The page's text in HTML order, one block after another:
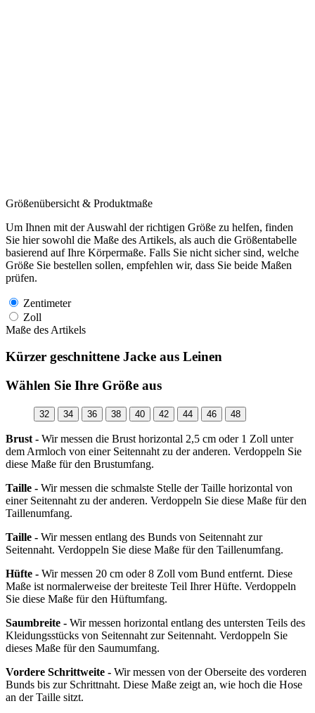
Größenübersicht & Produktmaße
Um Ihnen mit der Auswahl der richtigen Größe zu helfen, finden
Sie hier sowohl die Maße des Artikels, als auch die Größentabelle
basierend auf Ihre Körpermaße. Falls Sie nicht sicher sind, welche
Größe Sie bestellen sollen, empfehlen wir, dass Sie beide Maßen
prüfen.
Zentimeter
Zoll
Maße des Artikels
Kürzer geschnittene Jacke aus Leinen
Wählen Sie Ihre Größe aus
32 34 36 38 40 42 44 46 48
Brust - Wir messen die Brust horizontal 2,5 cm oder 1 Zoll unter
dem Armloch von einer Seitennaht zu der anderen. Verdoppeln Sie
diese Maße für den Brustumfang.
Taille - Wir messen die schmalste Stelle der Taille horizontal von
einer Seitennaht zu der anderen. Verdoppeln Sie diese Maße für den
Taillenumfang.
Taille - Wir messen entlang des Bunds von Seitennaht zur
Seitennaht. Verdoppeln Sie diese Maße für den Taillenumfang.
Hüfte - Wir messen 20 cm oder 8 Zoll vom Bund entfernt. Diese
Maße ist normalerweise der breiteste Teil Ihrer Hüfte. Verdoppeln
Sie diese Maße für den Hüftumfang.
Saumbreite - Wir messen horizontal entlang des untersten Teils des
Kleidungsstücks von Seitennaht zur Seitennaht. Verdoppeln Sie
dieses Maße für den Saumumfang.
Vordere Schrittweite - Wir messen von der Oberseite des vorderen
Bunds bis zur Schrittnaht. Diese Maße zeigt an, wie hoch die Hose
an der Taille sitzt.